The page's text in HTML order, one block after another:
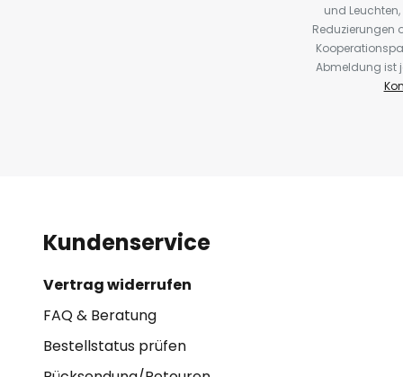
und
Reduzierungen
Abmeldung ist
Kundenservice
Vertrag widerrufen
FAQ & Beratung
Bestellstatus prüfen